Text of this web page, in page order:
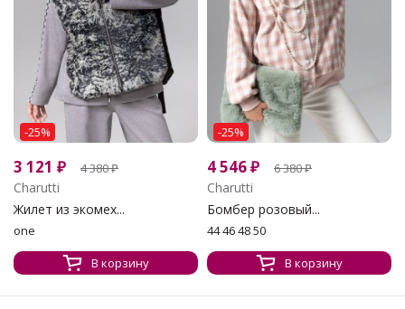
-25%
3 121 ₽ 4 380₽
Charutti
Жилет из экомех...
one
В корзину
-25%
4 546₽ 6 380₽
Charutti
Бомбер розовый...
44 46 48 50
В корзину